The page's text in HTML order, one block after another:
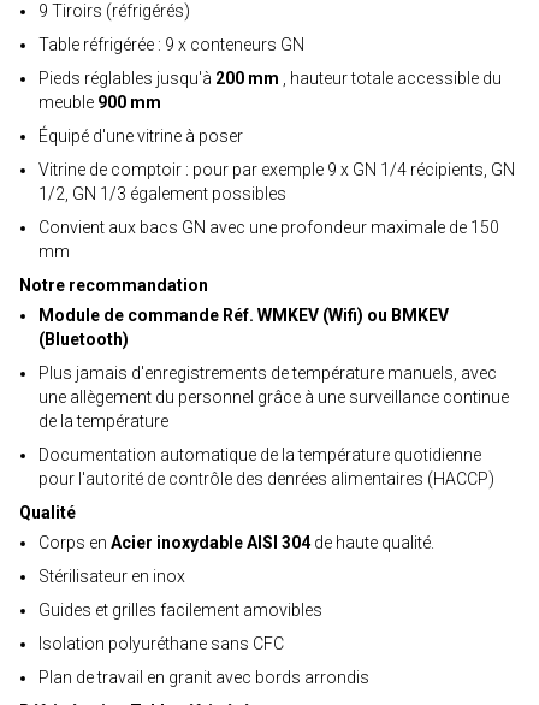
9 Tiroirs (réfrigérés)
Table réfrigérée : 9 x conteneurs GN
Pieds réglables jusqu'à 200 mm
, hauteur totale accessible du
meuble 900 mm
Équipé d'une vitrine à poser
Vitrine de comptoir : pour par exemple 9 x GN 1/4 récipients, GN
1/2, GN 1/3 également possibles
Convient aux bacs GN avec une profondeur maximale de 150
mm
Notre recommandation
Module de commande Réf. WMKEV (Wifi) ou BMKEV
(Bluetooth)
Plus jamais d'enregistrements de température manuels, avec
une allègement du personnel grâce à une surveillance continue
de la température
Documentation automatique de la température quotidienne
pour l'autorité de contrôle des denrées alimentaires (HACCP)
Qualité
Corps en Acier inoxydable AISI 304de haute qualité.
Stérilisateur en inox
Guides et grilles facilement amovibles
Isolation polyuréthane sans CFC
Plan de travail en granit avec bords arrondis